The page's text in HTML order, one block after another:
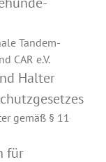
Tandem-
CAR e.V.
Halter
gemäß § 11
für